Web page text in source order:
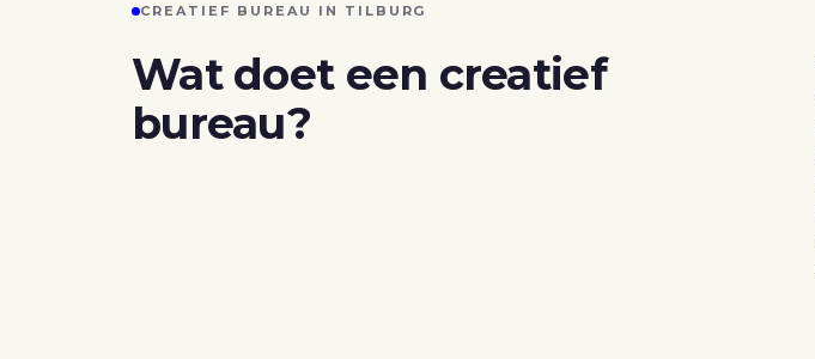
CREATIEF BUREAU IN TILBURG
Wat doet een creatief
bureau?